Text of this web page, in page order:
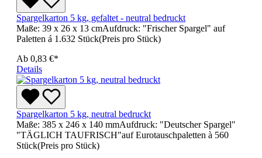
Spargelkarton 5 kg, gefaltet - neutral bedruckt
Maße: 39 x 26 x 13 cmAufdruck: "Frischer Spargel" auf
Paletten á 1.632 Stück(Preis pro Stück)
Ab 0,83 €*
Details
Spargelkarton 5 kg, neutral bedruckt
Maße: 385 x 246 x 140 mmAufdruck: "Deutscher Spargel"
"TÄGLICH TAUFRISCH"auf Eurotauschpaletten à 560
Stück(Preis pro Stück)